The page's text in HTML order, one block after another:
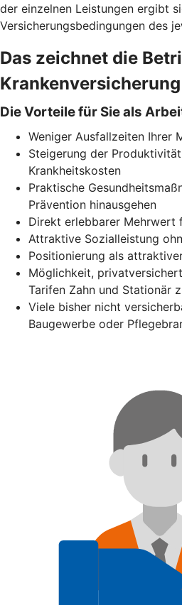
der einzelnen Leistungen ergibt
Versicherungsbedingungen des
Das zeichnet die
Die Vorteile für Sie als
Weniger Ausfallzeiten Ihrer
Steigerung der
Krankheitskosten
Praktische
Prävention hinausgehen
Direkt erlebbarer Mehrwert
Attraktive Sozialleistung
Positionierung als
Möglichkeit,
Tarifen Zahn und Stationär
Viele bisher nicht
Baugewerbe oder